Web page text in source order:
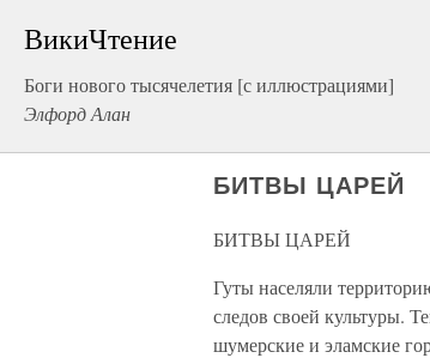
ВикиЧтение
Боги нового тысячелетия [с иллюстрациями]
Элфорд Алан
БИТВЫ ЦАРЕЙ
БИТВЫ ЦАРЕЙ
Гуты населяли
следов своей культуры.
шумерские и эламские